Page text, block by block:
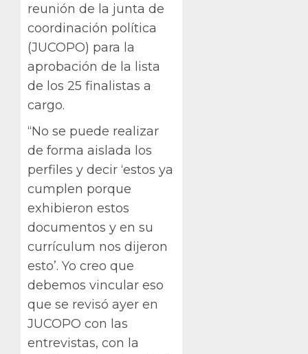
reunión de la junta de
coordinación política
(JUCOPO) para la
aprobación de la lista
de los 25 finalistas a
cargo.
“No se puede realizar
de forma aislada los
perfiles y decir ‘estos ya
cumplen porque
exhibieron estos
documentos y en su
currículum nos dijeron
esto’. Yo creo que
debemos vincular eso
que se revisó ayer en
JUCOPO con las
entrevistas, con la